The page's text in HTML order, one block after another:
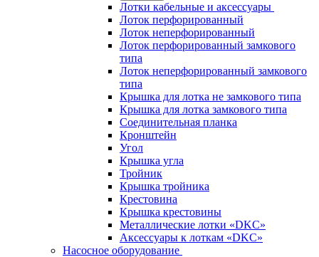
Лотки кабельные и аксессуары
Лоток перфорированный
Лоток неперфорированный
Лоток перфорированный замкового
типа
Лоток неперфорированный замкового
типа
Крышка для лотка не замкового типа
Крышка для лотка замкового типа
Соединительная планка
Кронштейн
Угол
Крышка угла
Тройник
Крышка тройника
Крестовина
Крышка крестовины
Металлические лотки «DKC»
Аксессуары к лоткам «DKC»
Насосное оборудование